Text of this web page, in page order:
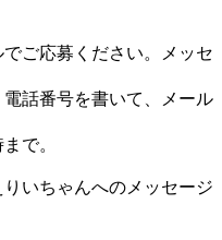
ご応募ください。メッセ
話番号を書いて、メール
で。
いちゃんへのメッセージ